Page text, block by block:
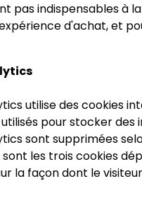
pas indispensables à
d'achat, et
utilise des cookies
pour stocker
sont supprimées
sont les trois cookies
la façon dont le